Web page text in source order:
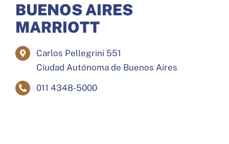
BUENOS AIRES
MARRIOTT
Carlos Pellegrini 551
Ciudad Autónoma de Buenos Aires
011 4348-5000